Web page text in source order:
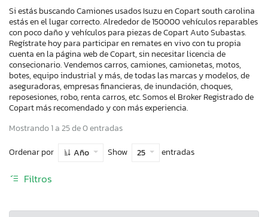
Si estás buscando Camiones usados Isuzu en Copart south carolina
estás en el lugar correcto. Alrededor de 150000 vehículos reparables
con poco daño y vehículos para piezas de Copart Auto Subastas.
Regístrate hoy para participar en remates en vivo con tu propia
cuenta en la página web de Copart, sin necesitar licencia de
consecionario. Vendemos carros, camiones, camionetas, motos,
botes, equipo industrial y más, de todas las marcas y modelos, de
aseguradoras, empresas financieras, de inundación, choques,
reposesiones, robo, renta carros, etc. Somos el Broker Registrado de
Copart más recomendado y con más experiencia.
Mostrando 1 a 25 de 0 entradas
Ordenar por
Año Show 25 entradas
Filtros